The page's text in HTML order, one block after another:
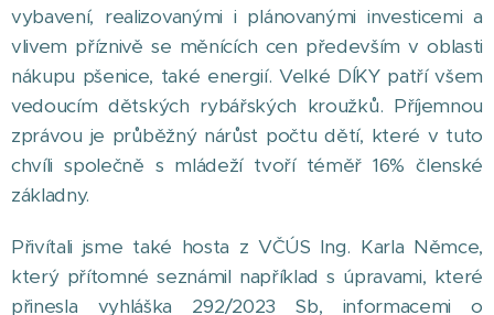
vybavení, realizovanými i plánovanými investicemi a
vlivem příznivě se měnících cen především v oblasti
nákupu pšenice, také energií. Velké DÍKY patří všem
vedoucím dětských rybářských kroužků. Příjemnou
zprávou je průběžný nárůst počtu dětí, které v tuto
chvíli společně s mládeží tvoří téměř 16% členské
základny.
Přivítali jsme také hosta z VČÚS Ing. Karla Němce,
který přítomné seznámil například s úpravami, které
přinesla vyhláška 292/2023 Sb, informacemi o